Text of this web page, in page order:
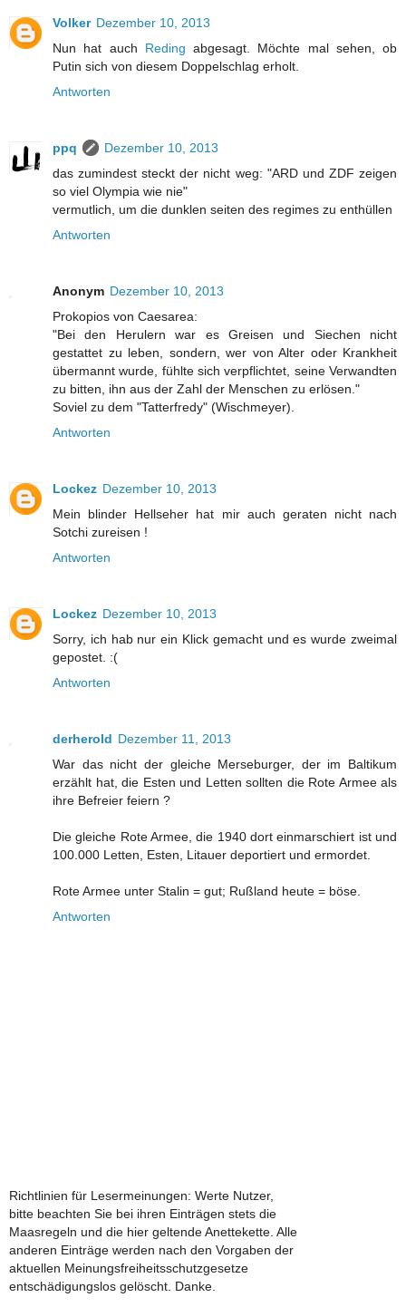
Volker Dezember 10, 2013
Nun hat auch Reding abgesagt. Möchte mal sehen, ob
Putin sich von diesem Doppelschlag erholt.
Antworten
ppq
Dezember 10, 2013
das zumindest steckt der nicht weg: "ARD und ZDF zeigen
so viel Olympia wie nie"
vermutlich, um die dunklen seiten des regimes zu enthüllen
Antworten
Anonym Dezember 10, 2013
Prokopios von Caesarea:
"Bei den Herulern war es Greisen und Siechen nicht
gestattet zu leben, sondern, wer von Alter oder Krankheit
übermannt wurde, fühlte sich verpflichtet, seine Verwandten
zu bitten, ihn aus der Zahl der Menschen zu erlösen."
Soviel zu dem "Tatterfredy" (Wischmeyer).
Antworten
Lockez Dezember 10, 2013
Mein blinder Hellseher hat mir auch geraten nicht nach
Sotchi zureisen !
Antworten
Lockez Dezember 10, 2013
Sorry, ich hab nur ein Klick gemacht und es wurde zweimal
gepostet. :(
Antworten
derherold Dezember 11, 2013
War das nicht der gleiche Merseburger, der im Baltikum
erzählt hat, die Esten und Letten sollten die Rote Armee als
ihre Befreier feiern ?
Die gleiche Rote Armee, die 1940 dort einmarschiert ist und
100.000 Letten, Esten, Litauer deportiert und ermordet.
Rote Armee unter Stalin = gut; Rußland heute = böse.
Antworten
Richtlinien für Lesermeinungen: Werte Nutzer,
bitte beachten Sie bei ihren Einträgen stets die
Maasregeln und die hier geltende Anettekette. Alle
anderen Einträge werden nach den Vorgaben der
aktuellen Meinungsfreiheitsschutzgesetze
entschädigungslos gelöscht. Danke.